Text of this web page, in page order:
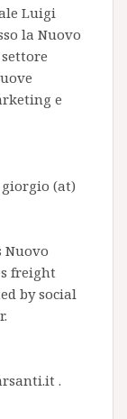
Luigi
la Nuovo
e
(at)
Nuovo
freight
by social
.